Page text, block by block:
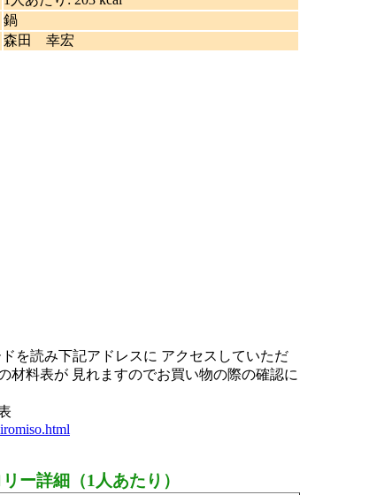
鍋
森田 幸宏
を読み下記アドレスに アクセスしていただ
材料表が 見れますのでお買い物の際の確認に
ー詳細（1人あたり）